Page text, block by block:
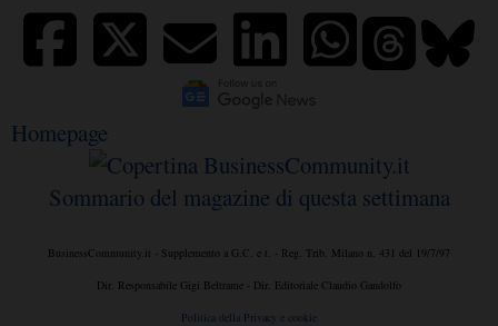
Homepage
Sommario del magazine di questa settimana
BusinessCommunity.it - Supplemento a G.C. e t. - Reg. Trib. Milano n. 431 del 19/7/97
Dir. Responsabile Gigi Beltrame - Dir. Editoriale Claudio Gandolfo
Politica della Privacy e cookie